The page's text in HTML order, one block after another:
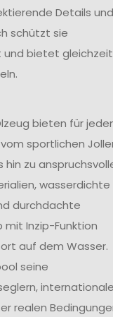
Details und
schützt sie
und bietet
bieten für
sportlichen
hin zu
wasserdichte
durchdachte
mit Inzip-Funktion
auf dem Wasser.
seine
realen